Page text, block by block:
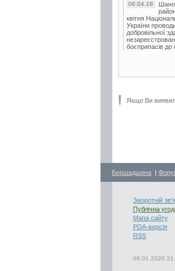
06.04.18
квітня
України
добровільної
боєприпасів до
Якщо Ви
Бершадщина |
Зворотній
Публічна
Мапа сайту
PDA-версія
RSS
08.01.2026